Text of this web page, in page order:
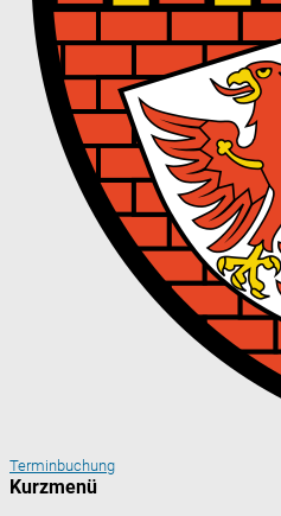
Terminbuchung
Kurzmenü